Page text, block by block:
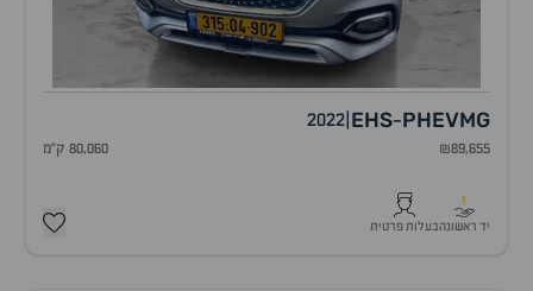
MG
EHS-PHEV
2022
₪89,655 80,060 ק"מ
1
יד ראשונהבעלות פרטית